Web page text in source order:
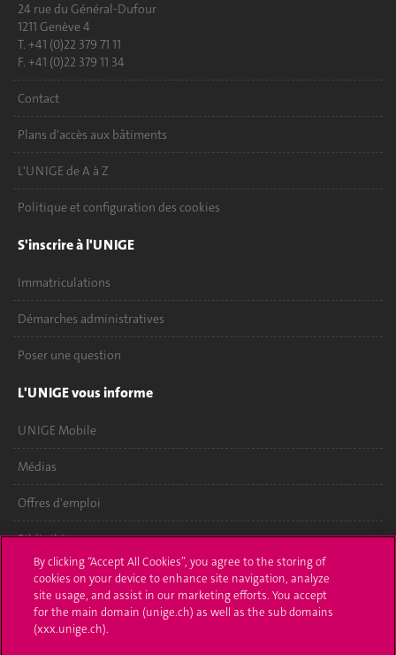
24 rue du Général-Dufour
1211 Genève 4
T. +41 (0)22 379 71 11
F. +41 (0)22 379 11 34
Contact
Plans d'accès aux bâtiments
L'UNIGE de A à Z
Politique et configuration des cookies
S'inscrire à l'UNIGE
Immatriculations
Démarches administratives
Poser une question
L'UNIGE vous informe
UNIGE Mobile
Médias
Offres d'emploi
Bibliothèque
Calendrier académique
Médias sociaux UNIGE
By clicking “Accept All Cookies”, you agree to the storing of
cookies on your device to enhance site navigation, analyze
site usage, and assist in our marketing efforts. You accept
for the main domain (unige.ch) as well as the sub domains
(xxx.unige.ch).